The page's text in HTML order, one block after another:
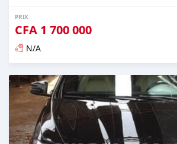
PRIX
CFA 1 700 000
N/A
Publié il y a presque 6 ans